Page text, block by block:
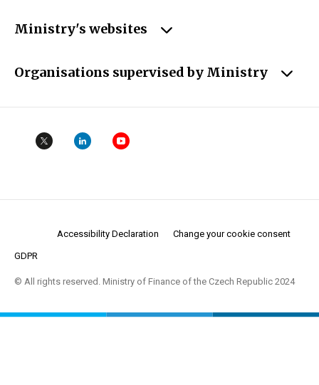
Ministry's websites
Organisations supervised by Ministry
Accessibility Declaration Change your cookie consent
GDPR
© All rights reserved. Ministry of Finance of the Czech Republic 2024